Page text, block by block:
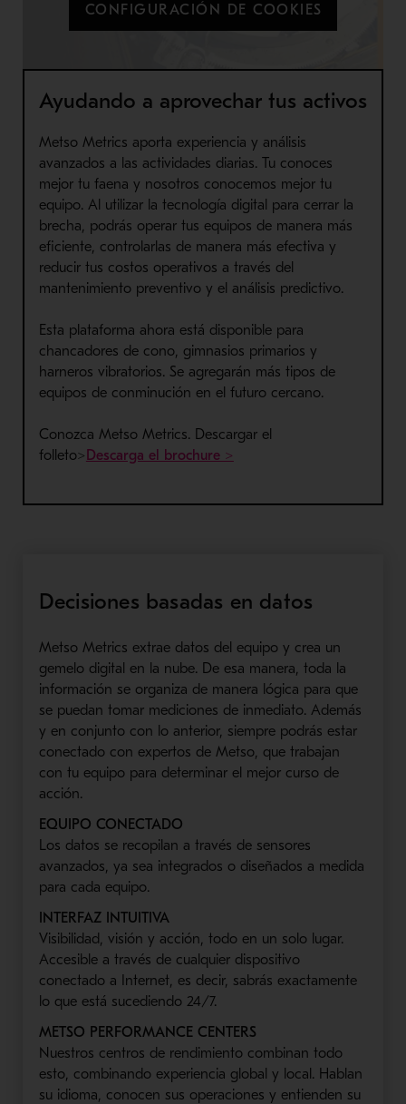
CONFIGURACIÓN DE COOKIES
Ayudando a aprovechar tus activos
Metso Metrics aporta experiencia y análisis
avanzados a las actividades diarias. Tu conoces
mejor tu faena y nosotros conocemos mejor tu
equipo. Al utilizar la tecnología digital para cerrar la
brecha, podrás operar tus equipos de manera más
eficiente, controlarlas de manera más efectiva y
reducir tus costos operativos a través del
mantenimiento preventivo y el análisis predictivo.
Esta plataforma ahora está disponible para
chancadores de cono, gimnasios primarios y
harneros vibratorios. Se agregarán más tipos de
equipos de conminución en el futuro cercano.
Conozca Metso Metrics. Descargar el
folleto> Descarga el brochure >
Decisiones basadas en datos
Metso Metrics extrae datos del equipo y crea un
gemelo digital en la nube. De esa manera, toda la
información se organiza de manera lógica para que
se puedan tomar mediciones de inmediato. Además
y en conjunto con lo anterior, siempre podrás estar
conectado con expertos de Metso, que trabajan
con tu equipo para determinar el mejor curso de
acción.
EQUIPO CONECTADO
Los datos se recopilan a través de sensores
avanzados, ya sea integrados o diseñados a medida
para cada equipo.
INTERFAZ INTUITIVA
Visibilidad, visión y acción, todo en un solo lugar.
Accesible a través de cualquier dispositivo
conectado a Internet, es decir, sabrás exactamente
lo que está sucediendo 24/7.
METSO PERFORMANCE CENTERS
Nuestros centros de rendimiento combinan todo
esto, combinando experiencia global y local. Hablan
su idioma, conocen sus operaciones y entienden su